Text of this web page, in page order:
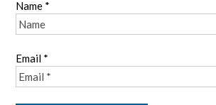
Name *
Email *